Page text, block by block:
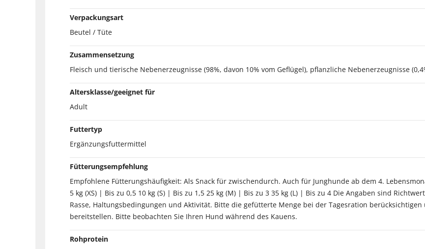
Verpackungsart
Beutel / Tüte
Zusammensetzung
Fleisch und tierische Nebenerzeugnisse (98%, davon 10% vom Geflügel), pflanzliche Nebenerzeugnisse
Altersklasse/geeignet für
Adult
Futtertyp
Ergänzungsfuttermittel
Fütterungsempfehlung
Empfohlene Fütterungshäufigkeit: Als Snack für zwischendurch. Auch für Junghunde ab dem 4.
5 kg (XS) | Bis zu 0,5 10 kg (S) | Bis zu 1,5 25 kg (M) | Bis zu 3 35 kg (L) | Bis zu 4 Die Angaben sind
Rasse, Haltungsbedingungen und Aktivität. Bitte die gefütterte Menge bei der Tagesration
bereitstellen. Bitte beobachten Sie Ihren Hund während des Kauens.
Rohprotein